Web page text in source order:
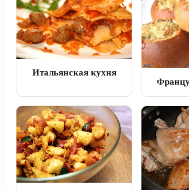
Итальянская кухня